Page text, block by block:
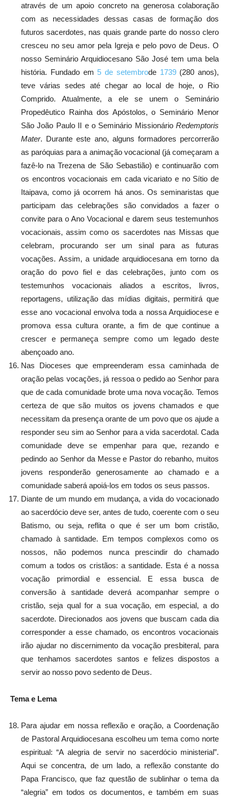
através de um apoio concreto na generosa colaboração
com as necessidades dessas casas de formação dos
futuros sacerdotes, nas quais grande parte do nosso clero
cresceu no seu amor pela Igreja e pelo povo de Deus. O
nosso Seminário Arquidiocesano São José tem uma bela
história. Fundado em 5 de setembrode 1739(280 anos),
teve várias sedes até chegar ao local de hoje, o Rio
Comprido. Atualmente, a ele se unem o Seminário
Propedêutico Rainha dos Apóstolos, o Seminário Menor
São João Paulo II e o Seminário Missionário Redemptoris
Mater. Durante este ano, alguns formadores percorrerão
as paróquias para a animação vocacional (já começaram a
fazê-lo na Trezena de São Sebastião) e continuarão com
os encontros vocacionais em cada vicariato e no Sítio de
Itaipava, como já ocorrem há anos. Os seminaristas que
participam das celebrações são convidados a fazer o
convite para o Ano Vocacional e darem seus testemunhos
vocacionais, assim como os sacerdotes nas Missas que
celebram, procurando ser um sinal para as futuras
vocações. Assim, a unidade arquidiocesana em torno da
oração do povo fiel e das celebrações, junto com os
testemunhos vocacionais aliados a escritos, livros,
reportagens, utilização das mídias digitais, permitirá que
esse ano vocacional envolva toda a nossa Arquidiocese e
promova essa cultura orante, a fim de que continue a
crescer e permaneça sempre como um legado deste
abençoado ano.
Nas Dioceses que empreenderam essa caminhada de
oração pelas vocações, já ressoa o pedido ao Senhor para
que de cada comunidade brote uma nova vocação. Temos
certeza de que são muitos os jovens chamados e que
necessitam da presença orante de um povo que os ajude a
responder seu sim ao Senhor para a vida sacerdotal. Cada
comunidade deve se empenhar para que, rezando e
pedindo ao Senhor da Messe e Pastor do rebanho, muitos
jovens responderão generosamente ao chamado e a
comunidade saberá apoiá-los em todos os seus passos.
Diante de um mundo em mudança, a vida do vocacionado
ao sacerdócio deve ser, antes de tudo, coerente com o seu
Batismo, ou seja, reflita o que é ser um bom cristão,
chamado à santidade. Em tempos complexos como os
nossos, não podemos nunca prescindir do chamado
comum a todos os cristãos: a santidade. Esta é a nossa
vocação primordial e essencial. E essa busca de
conversão à santidade deverá acompanhar sempre o
cristão, seja qual for a sua vocação, em especial, a do
sacerdote. Direcionados aos jovens que buscam cada dia
corresponder a esse chamado, os encontros vocacionais
irão ajudar no discernimento da vocação presbiteral, para
que tenhamos sacerdotes santos e felizes dispostos a
servir ao nosso povo sedento de Deus.
Tema e Lema
Para ajudar em nossa reflexão e oração, a Coordenação
de Pastoral Arquidiocesana escolheu um tema como norte
espiritual: “A alegria de servir no sacerdócio ministerial”.
Aqui se concentra, de um lado, a reflexão constante do
Papa Francisco, que faz questão de sublinhar o tema da
“alegria” em todos os documentos, e também em suas